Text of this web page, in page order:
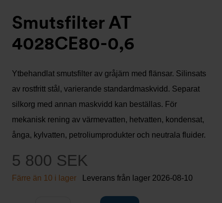
Smutsfilter AT
4028CE80-0,6
Ytbehandlat smutsfilter av gråjärn med flänsar. Silinsats
av rostfritt stål, varierande standardmaskvidd. Separat
silkorg med annan maskvidd kan beställas. För
mekanisk rening av värmevatten, hetvatten, kondensat,
ånga, kylvatten, petroliumprodukter och neutrala fluider.
5 800 SEK
Färre än 10 i lager Leverans från lager 2026-08-10